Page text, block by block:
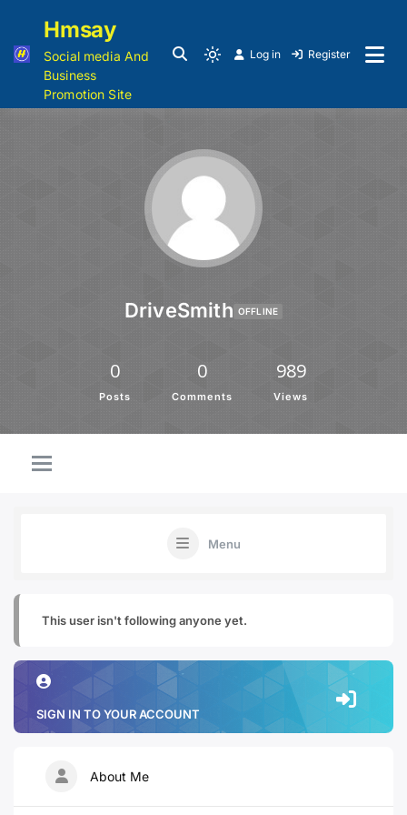
Hmsay
Social media And
Business
Promotion Site
Log in Register
DriveSmith OFFLINE
0
Posts
0
Comments
989
Views
Menu
This user isn't following anyone yet.
SIGN IN TO YOUR ACCOUNT
About Me